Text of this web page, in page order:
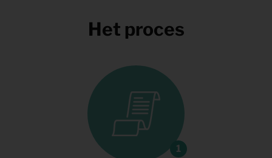
Het proces